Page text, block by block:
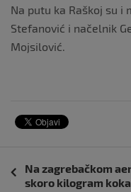
Na putu ka Raškoj su i
Stefanović i načelnik
Mojsilović.
objava
Na zagrebačkom
skoro kilogram